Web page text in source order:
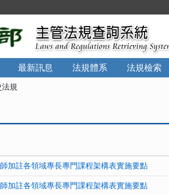
最新訊息 法規體系 法規檢索
法規
加註各領域專長專門課程架構表實施要點
加註各領域專長專門課程架構表實施要點